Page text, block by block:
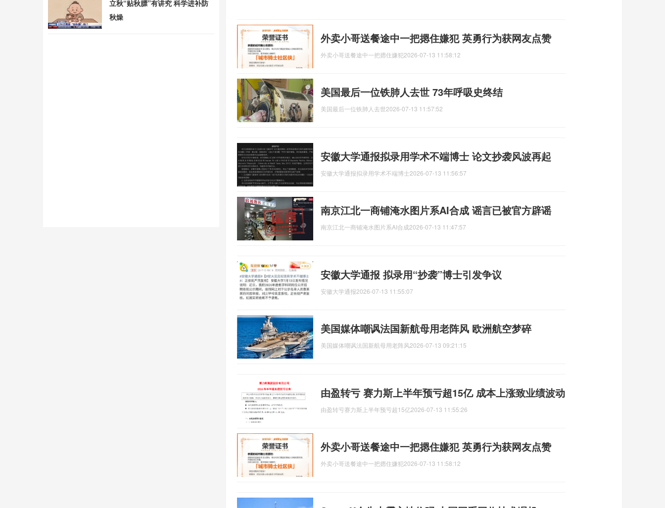
外卖小哥送餐途中一把摁住嫌犯 英勇行为获网友点赞
外卖小哥送餐途中一把摁住嫌犯2026-07-13 11:58:12
美国最后一位铁肺人去世 73年呼吸史终结
美国最后一位铁肺人去世2026-07-13 11:57:52
安徽大学通报拟录用学术不端博士 论文抄袭风波再起
安徽大学通报拟录用学术不端博士2026-07-13 11:56:57
南京江北一商铺淹水图片系AI合成 谣言已被官方辟谣
南京江北一商铺淹水图片系AI合成2026-07-13 11:47:57
安徽大学通报 拟录用“抄袭”博士引发争议
安徽大学通报2026-07-13 11:55:07
美国媒体嘲讽法国新航母用老阵风 欧洲航空梦碎
美国媒体嘲讽法国新航母用老阵风2026-07-13 09:21:15
由盈转亏 赛力斯上半年预亏超15亿 成本上涨致业绩波动
由盈转亏赛力斯上半年预亏超15亿2026-07-13 11:55:26
外卖小哥送餐途中一把摁住嫌犯 英勇行为获网友点赞
外卖小哥送餐途中一把摁住嫌犯2026-07-13 11:58:12
立秋“贴秋膘”有讲究 科学进补防
秋燥